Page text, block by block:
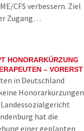
CFS verbessern. Ziel
Zugang…
HONORARKÜRZUNG
– VORERST
in Deutschland
Honorarkürzungen
hat die
einer geplanten